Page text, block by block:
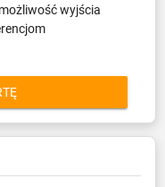
wyjścia